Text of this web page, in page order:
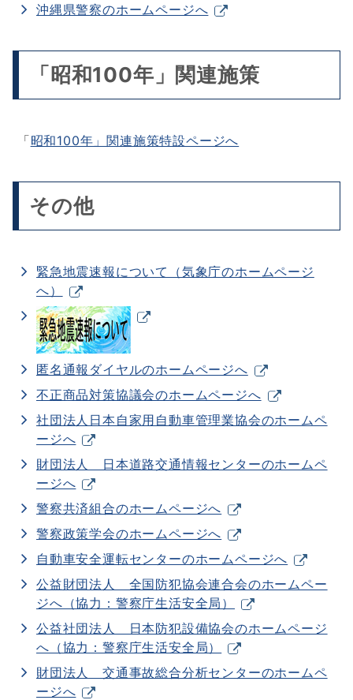
沖縄県警察のホームページへ
「昭和100年」関連施策
「昭和100年」関連施策特設ページへ
その他
緊急地震速報について（気象庁のホームページ
へ）
匿名通報ダイヤルのホームページへ
不正商品対策協議会のホームページへ
社団法人日本自家用自動車管理業協会のホームペ
ージへ
財団法人 日本道路交通情報センターのホームペ
ージへ
警察共済組合のホームページへ
警察政策学会のホームページへ
自動車安全運転センターのホームページへ
公益財団法人 全国防犯協会連合会のホームペー
ジへ（協力：警察庁生活安全局）
公益社団法人 日本防犯設備協会のホームページ
へ（協力：警察庁生活安全局）
財団法人 交通事故総合分析センターのホームペ
ージへ